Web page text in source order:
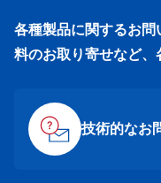
各種製品に関するお
料のお取り寄せなど、
技術的なお